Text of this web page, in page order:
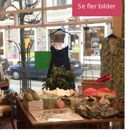
Se fler bilder